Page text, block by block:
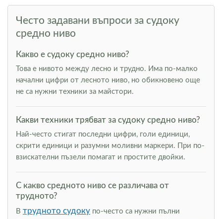
Често задавани въпроси за судоку
средно ниво
Какво е судоку средно ниво?
Това е нивото между лесно и трудно. Има по-малко
начални цифри от лесното ниво, но обикновено още
не са нужни техники за майстори.
Какви техники трябват за судоку средно ниво?
Най-често стигат последни цифри, голи единици,
скрити единици и разумни моливни маркери. При по-
взискателни пъзели помагат и простите двойки.
С какво средното ниво се различава от
трудното?
В трудното судоку по-често са нужни пълни